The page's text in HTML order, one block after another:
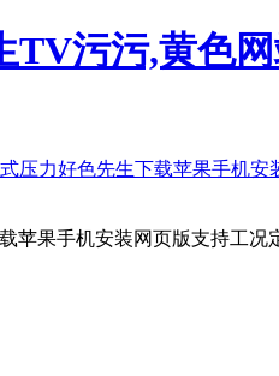
污污,黄色
苹果手机安装网页版支持工况